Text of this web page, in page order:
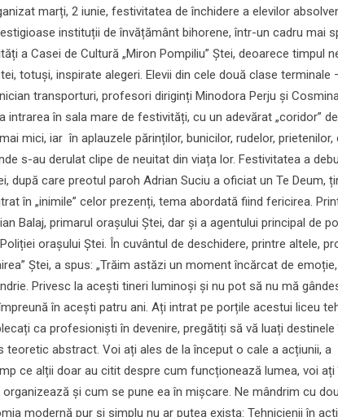
marți, 2 iunie, festivitatea de închidere a elevilor
instituții de învățământ bihorene, într-un cadru mai
a Casei de Cultură „Miron Pompiliu” Ștei, deoarece timpul
totuși, inspirate alegeri. Elevii din cele două clase terminale
transporturi, profesori diriginți Minodora Perju și
intrarea în sala mare de festivități, cu un adevărat „coridor”
mici, iar în aplauzele părinților, bunicilor, rudelor, prietenilor,
s-au derulat clipe de neuitat din viața lor. Festivitatea a
după care preotul paroh Adrian Suciu a oficiat un Te Deum,
în „inimile” celor prezenți, tema abordată fiind fericirea.
Balaj, primarul orașului Ștei, dar și a agentului principal de
orașului Ștei. În cuvântul de deschidere, printre altele,
Ștei, a spus: „Trăim astăzi un moment încărcat de
Privesc la acești tineri luminoși și nu pot să nu mă
în acești patru ani. Ați intrat pe porțile acestui liceu
ca profesioniști în devenire, pregătiți să vă luați destinele
teoretic abstract. Voi ați ales de la început o cale a acțiunii, a
ce alții doar au citit despre cum funcționează lumea, voi ați
și cum se pune ea în mișcare. Ne mândrim cu
modernă pur și simplu nu ar putea exista: Tehnicienii în